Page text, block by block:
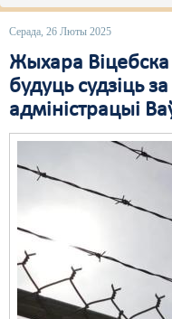
Серада, 26 Люты 2025
Жыхара
будуць судзіць
адміністрацыі
Выбары
Грамадзянскія ініцыятывы
Дзяржава
Дыскрымінацыя
Карная псыхіятрыя
КПЧ ААН
Культурныя правы
Пра нас
RSS